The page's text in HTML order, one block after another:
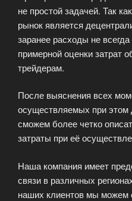
не простой задачей. Так
рынок является
заранее расходы не
примерной оценки затрат
трейдерам.
После выяснения всех
осуществляемых при этом
сможем более четко
затраты при её
Наша компания имеет
связи в различных
наших клиентов мы можем